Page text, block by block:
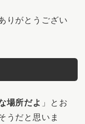
りがとうござい
場所だよ 」とお
うだと思いま